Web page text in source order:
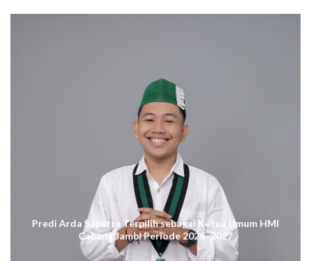
Predi Arda Saputra Terpilih sebagai Ketua Umum HMI
Cabang Jambi Periode 2026–2027